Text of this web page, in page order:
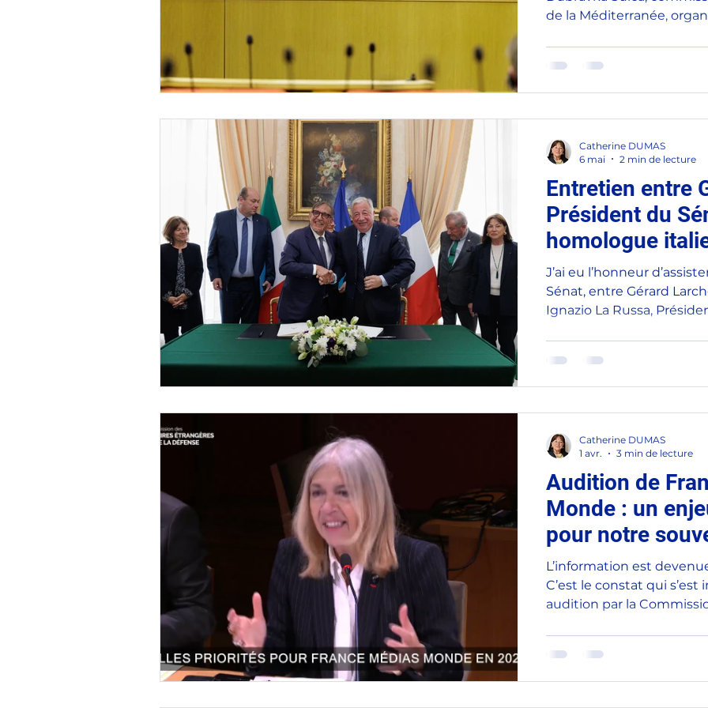
de la Méditerranée,
la Commission des
par Jean-François Rapin.
octobre 2025. Ce pacte
Entretien entre
Président du
homologue
Russa
J’ai eu l’honneur
Sénat, entre Gérard
Ignazio La Russa,
Marseille, Président du
Italie, Jean-François
ai représenté Cédric
Commission
Catherine DUMAS
6 mai
2 min de lecture
Audition de
Monde : un
pour notre
L’information est
C’est le constat qui s’est
audition par la
générale de France
l’honneur de présider ce
Catherine DUMAS
1 avr.
3 min de lecture